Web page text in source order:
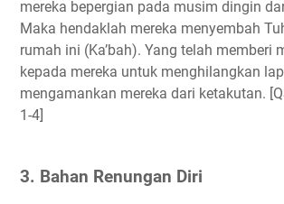
mereka bepergian pada musim dingin
Maka hendaklah mereka menyembah
rumah ini (Ka’bah). Yang telah memberi
kepada mereka untuk menghilangkan
mengamankan mereka dari ketakutan.
1-4]
3. Bahan Renungan Diri